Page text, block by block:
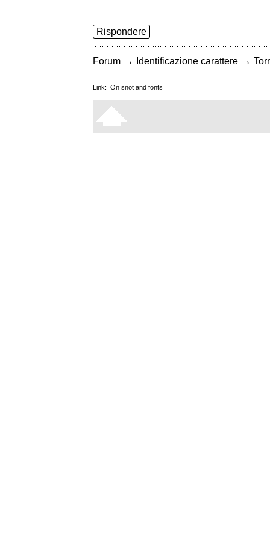
Rispondere
Forum → Identificazione carattere →
Link: On snot and fonts